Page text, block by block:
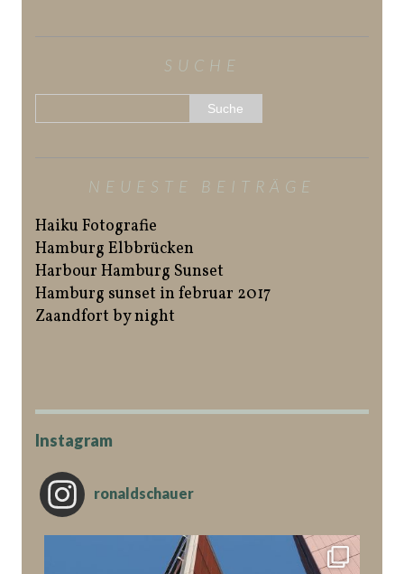
SUCHE
NEUESTE BEITRÄGE
Haiku Fotografie
Hamburg Elbbrücken
Harbour Hamburg Sunset
Hamburg sunset in februar 2017
Zaandfort by night
Instagram
ronaldschauer